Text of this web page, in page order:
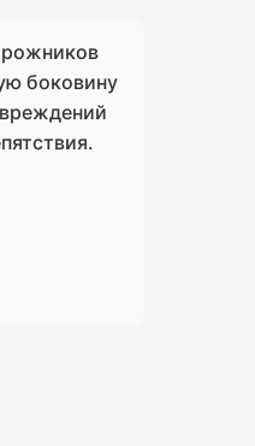
боковину